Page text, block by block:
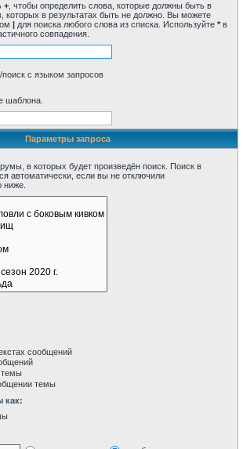
+ , чтобы определить слова, которые должны быть в
которых в результатах быть не должно. Вы можете
| для поиска любого слова из списка. Используйте * в
совпадения.
с языком запросов
шаблона.
Параметры запроса
в которых будет произведён поиск. Поиск в
автоматически, если вы не отключили
ниже.
сообщений
темы
темы
как: